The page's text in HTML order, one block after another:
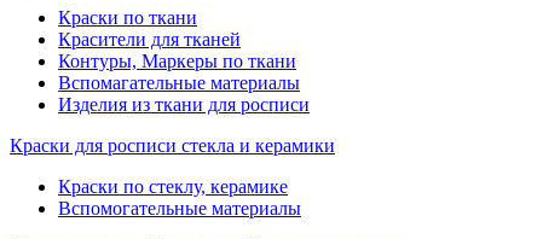
Краски по ткани
Красители для тканей
Контуры, Маркеры по ткани
Вспомагательные материалы
Изделия из ткани для росписи
Краски для росписи стекла и керамики
Краски по стеклу, керамике
Вспомогательные материалы